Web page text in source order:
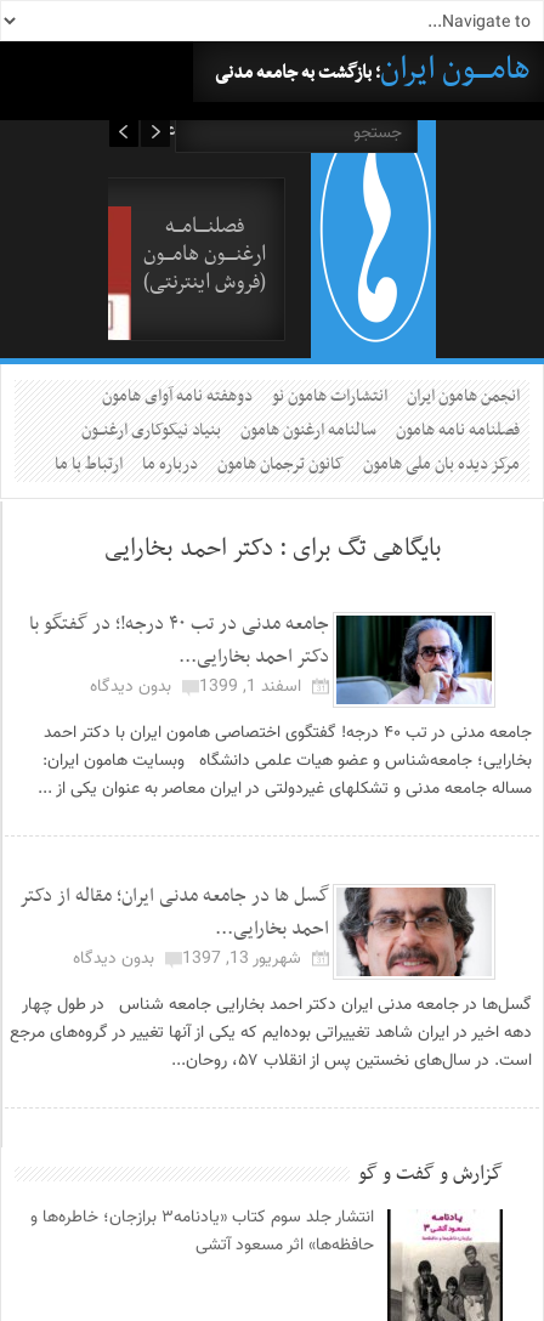
هامــــون ایران؛ بازگشت به جامعه مدنی
فصلنــــامـــه
ارغنــــون هامـــون
(فروش اینترنتی)
انجمن هامون ایران انتشارات هامون نو
دوهفته نامه آوای هامون
فصلنامه نامه هامون
سالنامه ارغنون هامون
بنیاد نیکوکاری ارغنــون
مرکز دیده بان ملی هامون
کانون ترجمان هامون درباره ما ارتباط با ما
بایگاهی تگ برای : دکتر احمد بخارایی
جامعه مدنی در تب ۴۰ درجه!؛ در گفتگو با
دکتر احمد بخارایی...
اسفند 1, 1399
بدون دیدگاه
جامعه مدنی در تب ۴۰ درجه! گفتگوی اختصاصی هامون ایران با دکتر احمد
بخارایی؛ جامعه‌شناس و عضو هیات علمی دانشگاه وبسایت هامون ایران:
مساله جامعه مدنی و تشکلهای غیردولتی در ایران معاصر به عنوان یکی از ...
گسل ها در جامعه مدنی ایران؛ مقاله از دکتر
احمد بخارایی...
شهریور 13, 1397
بدون دیدگاه
گسل‌ها در جامعه مدنی ایران دکتر احمد بخارایی جامعه شناس در طول چهار
دهه اخیر در ایران شاهد تغییراتی بوده‌ایم که یکی از آنها تغییر در گروه‌های مرجع
است. در سال‌های نخستین پس از انقلاب ۵۷، روحان...
گزارش و گفت و گو
انتشار جلد سوم کتاب «یادنامه۳ برازجان؛ خاطره‌ها و
حافظه‌ها» اثر مسعود آتشی